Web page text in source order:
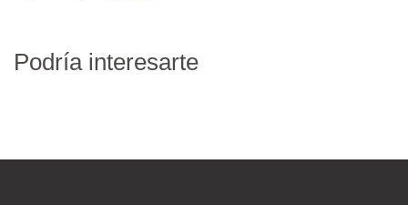
Podría interesarte